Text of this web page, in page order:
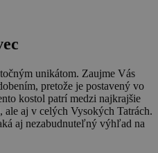
unikátom. Zaujme Vás
pretože je postavený vo
kostol patrí medzi najkrajšie
aj v celých Vysokých Tatrách.
aj nezabudnuteľný výhľad na